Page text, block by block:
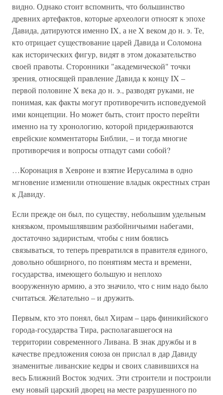
видно. Однако стоит вспомнить, что большинство
древних артефактов, которые археологи относят к эпохе
Давида, датируются именно IX, а не X веком до н. э. Те,
кто отрицает существование царей Давида и Соломона
как исторических фигур, видят в этом доказательство
своей правоты. Сторонники "академической" точки
зрения, относящей правление Давида к концу IX –
первой половине X века до н. э., разводят руками, не
понимая, как факты могут противоречить исповедуемой
ими концепции. Но может быть, стоит просто перейти
именно на ту хронологию, которой придерживаются
еврейские комментаторы Библии, – и тогда многие
противоречия и вопросы отпадут сами собой?
…Коронация в Хевроне и взятие Иерусалима в одно
мгновение изменили отношение владык окрестных стран
к Давиду.
Если прежде он был, по существу, небольшим удельным
князьком, промышлявшим разбойничьими набегами,
достаточно задиристым, чтобы с ним боялись
связываться, то теперь превратился в правителя единого,
довольно обширного, по понятиям места и времени,
государства, имеющего большую и неплохо
вооруженную армию, а это значило, что с ним надо было
считаться. Желательно – и дружить.
Первым, кто это понял, был Хирам – царь финикийского
города-государства Тира, располагавшегося на
территории современного Ливана. В знак дружбы и в
качестве предложения союза он прислал в дар Давиду
знаменитые ливанские кедры и своих славившихся на
весь Ближний Восток зодчих. Эти строители и построили
ему новый царский дворец на месте разрушенного по